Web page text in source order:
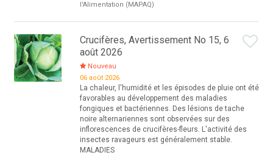
l'Alimentation (MAPAQ)
Crucifères, Avertissement No 15, 6
août 2026
Nouveau
06 août 2026
La chaleur, l'humidité et les épisodes de pluie ont été
favorables au développement des maladies
fongiques et bactériennes. Des lésions de tache
noire alternariennes sont observées sur des
inflorescences de crucifères-fleurs. L'activité des
insectes ravageurs est généralement stable.
MALADIES